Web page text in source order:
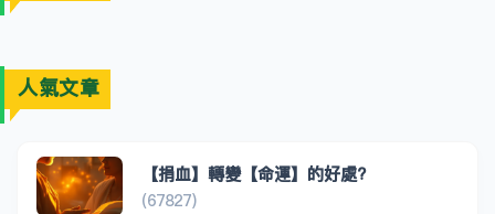
人氣文章
【捐血】轉變【命運】的好處?
(67827)